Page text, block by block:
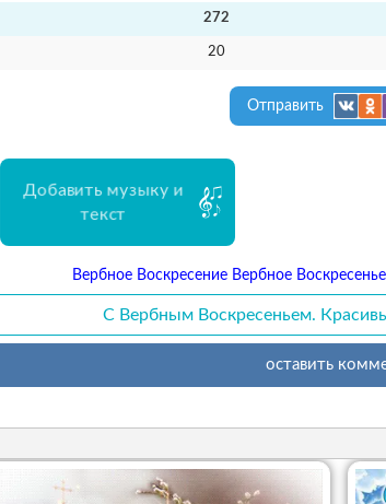
272
20
Отправить
Добавить музыку и
текст
Вербное Воскресение Вербное
С Вербным Воскресеньем.
оставить